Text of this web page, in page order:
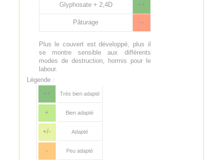
Glyphosate + 2,4D ++
Pâturage --
Plus le couvert est développé, plus il
se montre sensible aux différents
modes de destruction, hormis pour le
labour.
Légende :
++
Très bien adapté
+ Bien adapté
+/- Adapté
- Peu adapté